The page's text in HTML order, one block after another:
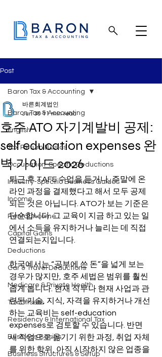
Post
Baron Tax & Accounting
English
Tax Return Basics
Occupation-Specific Deductions
Industry-Specific Business Guides
Income
Rental income
Capital Gains
Deductions
Car & Travel Deductions
Medicare & Private Health
Tax Offsets
Residency & International Tax
Business Basics
Business Structures & Setup
Baron Tax & Accounting
호주 ATO 자기계발비 공제:
self education expenses 완
벽 가이드 2026
바른회계법인
Jun 30 11 min read
퇴근 후 TAFE 수업을 듣거나, 주말에 온
라인 과정을 결제했다고 해서 모두 공제
되는 것은 아닙니다. ATO가 보는 기준은
단순합니다. 그 교육이 지금 하고 있는 일
에서 소득을 유지하거나 늘리는 데 직접
연결되는지입니다.
한국에서는 “공부에 쓴 돈”을 넓게 보는
경우가 많지만, 호주 세법은 범위를 훨씬
좁게 봅니다. 현재 직무나 현재 사업과 관
련된 기술, 지식, 자격을 유지하거나 개선
하는 교육비는 self-education
expenses로 검토할 수 있습니다. 반면
새 직업으로 옮기기 위한 과정, 취업 자체
를 위한 학위, 아직 시작하지 않은 업종을